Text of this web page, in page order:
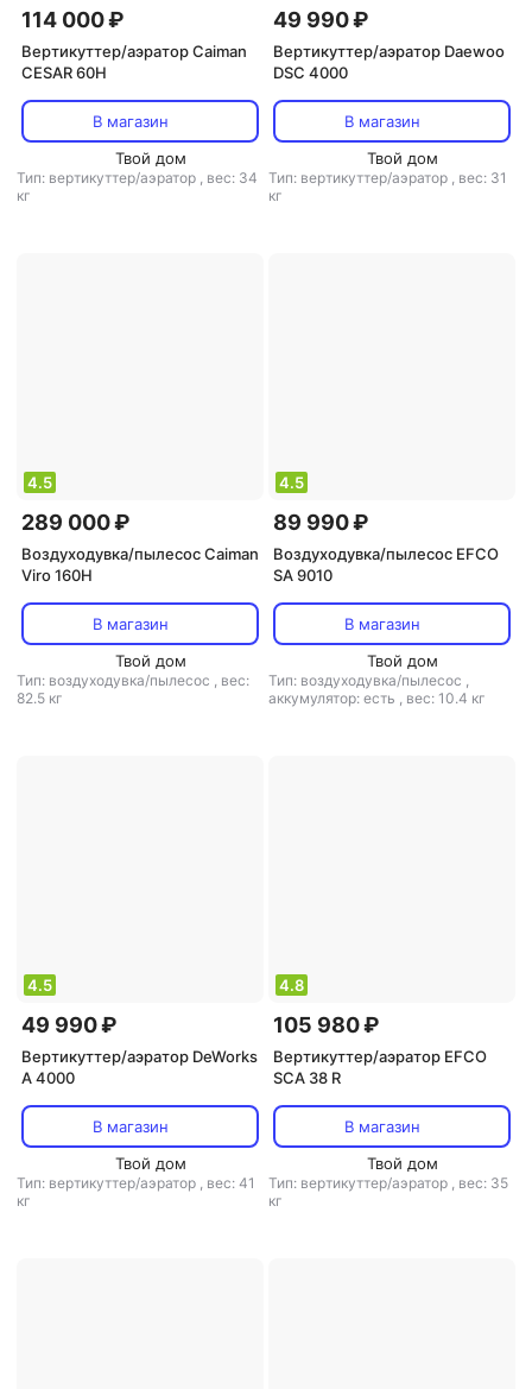
114 000 ₽
Вертикуттер/аэратор Caiman
CESAR 60H
В магазин
Твой дом
Тип: вертикуттер/аэратор , вес: 34
кг
49 990 ₽
Вертикуттер/аэратор Daewoo
DSC 4000
В магазин
Твой дом
Тип: вертикуттер/аэратор , вес: 31
кг
4.5
289 000 ₽
Воздуходувка/пылесос Caiman
Viro 160H
В магазин
Твой дом
Тип: воздуходувка/пылесос , вес:
82.5 кг
4.5
89 990 ₽
Воздуходувка/пылесос EFCO
SA 9010
В магазин
Твой дом
Тип: воздуходувка/пылесос ,
аккумулятор: есть , вес: 10.4 кг
4.5
49 990 ₽
Вертикуттер/аэратор DeWorks
A 4000
В магазин
Твой дом
Тип: вертикуттер/аэратор , вес: 41
кг
4.8
105 980 ₽
Вертикуттер/аэратор EFCO
SCA 38 R
В магазин
Твой дом
Тип: вертикуттер/аэратор , вес: 35
кг